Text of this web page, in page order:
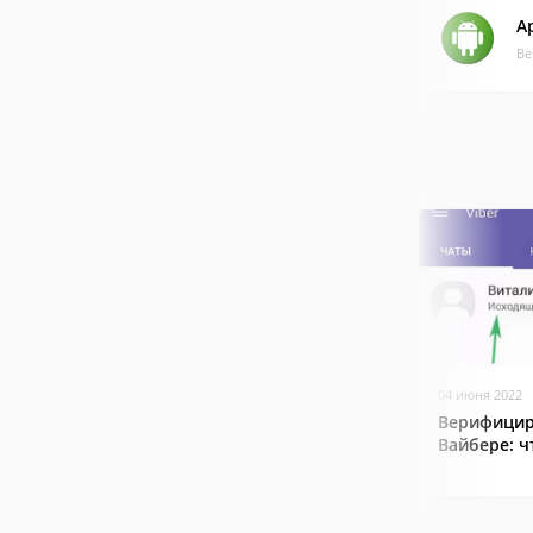
04 июня 2022
Вайбере: